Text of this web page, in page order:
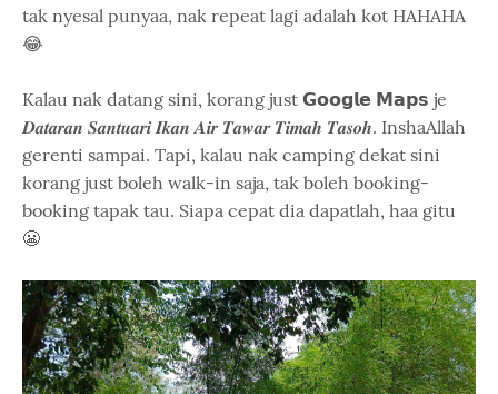
tak nyesal punyaa, nak repeat lagi adalah kot HAHAHA
😂
Kalau nak datang sini, korang just 𝗚𝗼𝗼𝗴𝗹𝗲 𝗠𝗮𝗽𝘀 je
𝑫𝒂𝒕𝒂𝒓𝒂𝒏 𝑺𝒂𝒏𝒕𝒖𝒂𝒓𝒊 𝑰𝒌𝒂𝒏 𝑨𝒊𝒓 𝑻𝒂𝒘𝒂𝒓 𝑻𝒊𝒎𝒂𝒉 𝑻𝒂𝒔𝒐𝒉. InshaAllah
gerenti sampai. Tapi, kalau nak camping dekat sini
korang just boleh walk-in saja, tak boleh booking-
booking tapak tau. Siapa cepat dia dapatlah, haa gitu
😬